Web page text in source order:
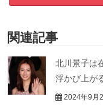
関連記事
北川景子は
浮かび上が
2024年9月